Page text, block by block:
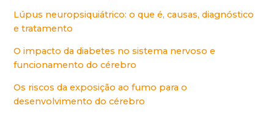
Lúpus neuropsiquiátrico: o que é, causas, diagnóstico
e tratamento
O impacto da diabetes no sistema nervoso e
funcionamento do cérebro
Os riscos da exposição ao fumo para o
desenvolvimento do cérebro